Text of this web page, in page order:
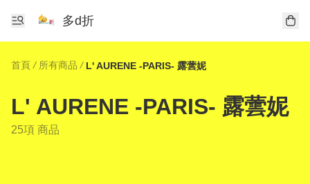
多d折
首頁 / 所有商品 / L' AURENE -PARIS- 露蕓妮
L' AURENE -PARIS- 露蕓妮
25項 商品